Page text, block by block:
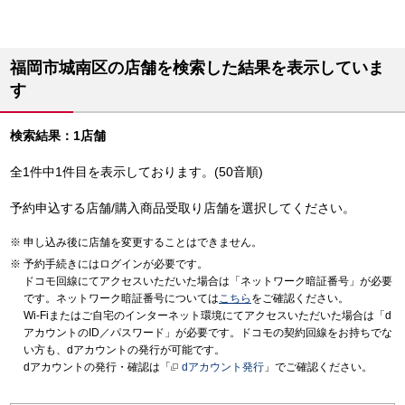
福岡市城南区の店舗を検索した結果を表示していま
す
検索結果：1店舗
全1件中1件目を表示しております。(50音順)
予約申込する店舗/購入商品受取り店舗を選択してください。
申し込み後に店舗を変更することはできません。
予約手続きにはログインが必要です。
ドコモ回線にてアクセスいただいた場合は「ネットワーク暗証番号」が必要
です。ネットワーク暗証番号についてはこちら をご確認ください。
Wi-Fiまたはご自宅のインターネット環境にてアクセスいただいた場合は「d
アカウントのID／パスワード」が必要です。ドコモの契約回線をお持ちでな
い方も、dアカウントの発行が可能です。
dアカウントの発行・確認は「
dアカウント発行 」でご確認ください。